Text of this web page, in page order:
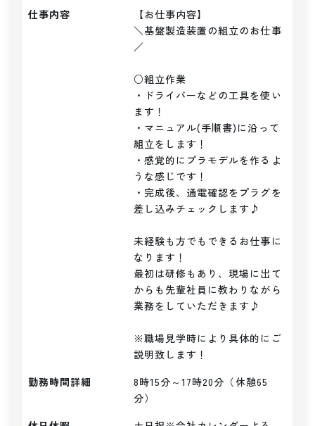
仕事内容
【お仕事内容】
＼基盤製造装置の組立のお仕事
／
○組立作業
・ドライバーなどの工具を使い
ます！
・マニュアル(手順書)に沿って
組立をします！
・感覚的にプラモデルを作るよ
うな感じです！
・完成後、通電確認をプラグを
差し込みチェックします♪
未経験も方でもできるお仕事に
なります！
最初は研修もあり、現場に出て
からも先輩社員に教わりながら
業務をしていただきます♪
※職場見学時により具体的にご
説明致します！
勤務時間詳細
8時15分～17時20分（休憩65
分）